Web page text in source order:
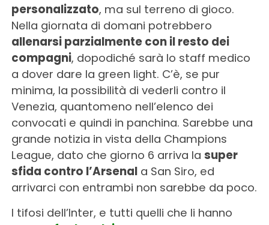
personalizzato, ma sul terreno di gioco.
Nella giornata di domani potrebbero
allenarsi parzialmente con il resto dei
compagni, dopodiché sarà lo staff medico
a dover dare la green light. C’è, se pur
minima, la possibilità di vederli contro il
Venezia, quantomeno nell’elenco dei
convocati e quindi in panchina. Sarebbe una
grande notizia in vista della Champions
League, dato che giorno 6 arriva la super
sfida contro l’Arsenala San Siro, ed
arrivarci con entrambi non sarebbe da poco.
I tifosi dell’Inter, e tutti quelli che li hanno